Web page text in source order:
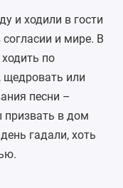
и ходили в гости
и мире. В
по
щедровать или
песни –
призвать в дом
гадали, хоть